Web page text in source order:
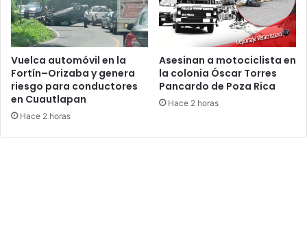
Vuelca automóvil en la
Fortín–Orizaba y genera
riesgo para conductores
en Cuautlapan
Hace 2 horas
Asesinan a motociclista en
la colonia Óscar Torres
Pancardo de Poza Rica
Hace 2 horas